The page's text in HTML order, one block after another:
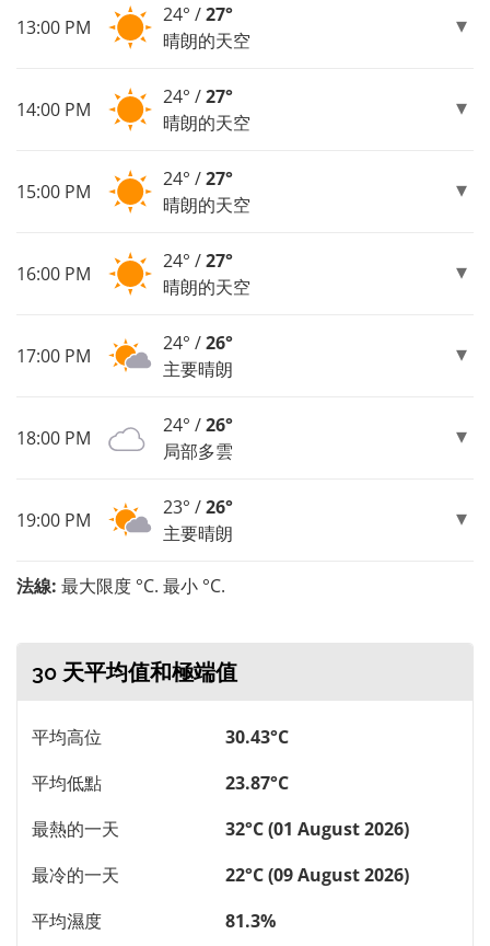
13:00 PM
24° /27°
晴朗的天空
14:00 PM
24° /27°
晴朗的天空
15:00 PM
24° /27°
晴朗的天空
16:00 PM
24° /27°
晴朗的天空
17:00 PM
24° /26°
主要晴朗
18:00 PM
24° /26°
局部多雲
19:00 PM
23° /26°
主要晴朗
法線: 最大限度 °C. 最小 °C.
30 天平均值和極端值
平均高位
30.43°C
平均低點
23.87°C
最熱的一天
32°C (01 August 2026)
最冷的一天
22°C (09 August 2026)
平均濕度
81.3%